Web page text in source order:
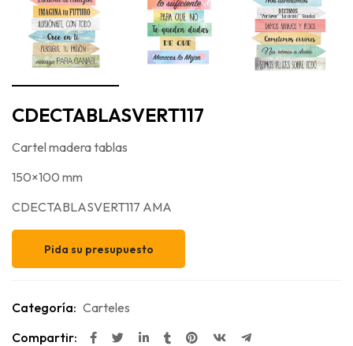
CDECTABLASVERT117
Cartel madera tablas
150×100 mm
CDECTABLASVERT117 AMA
Pida su presupuesto
Categoría: Carteles
Compartir: